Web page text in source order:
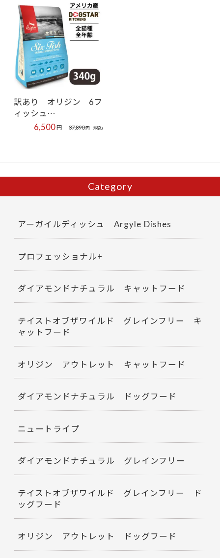
訳あり オリジン 6フ
ィッシュ…
37,890円 (税込)
6,500円
Category
アーガイルディッシュ Argyle Dishes
プロフェッショナル+
ダイアモンドナチュラル キャットフード
テイストオブザワイルド グレインフリー キ
ャットフード
オリジン アウトレット キャットフード
ダイアモンドナチュラル ドッグフード
ニュートライプ
ダイアモンドナチュラル グレインフリー
テイストオブザワイルド グレインフリー ド
ッグフード
オリジン アウトレット ドッグフード